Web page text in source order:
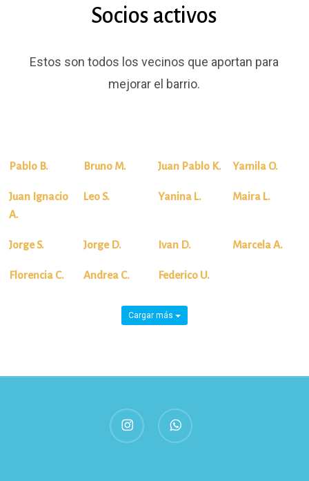
Socios activos
Estos son todos los vecinos que aportan para
mejorar el barrio.
Pablo B. Bruno M. Juan Pablo K. Yamila O.
Juan Ignacio
A.
Leo S. Yanina L. Maira L.
Jorge S. Jorge D. Ivan D. Marcela A.
Florencia C. Andrea C. Federico U.
Cargar más
instagram whatsapp